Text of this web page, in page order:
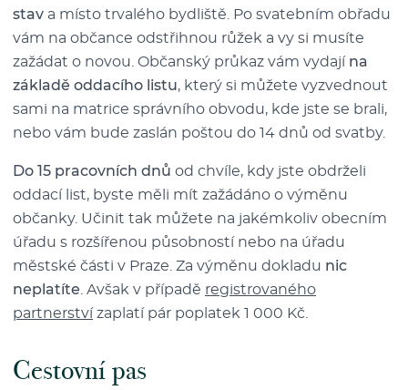
stav a místo trvalého bydliště. Po svatebním obřadu
vám na občance odstřihnou růžek a vy si musíte
zažádat o novou. Občanský průkaz vám vydají na
základě oddacího listu, který si můžete vyzvednout
sami na matrice správního obvodu, kde jste se brali,
nebo vám bude zaslán poštou do 14 dnů od svatby.
Do 15 pracovních dnů od chvíle, kdy jste obdrželi
oddací list, byste měli mít zažádáno o výměnu
občanky. Učinit tak můžete na jakémkoliv obecním
úřadu s rozšířenou působností nebo na úřadu
městské části v Praze. Za výměnu dokladu nic
neplatíte. Avšak v případě registrovaného
partnerství zaplatí pár poplatek 1 000 Kč.
Cestovní pas